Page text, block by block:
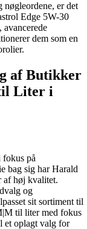
nøgleordene, er det
Edge 5W-30
dem som en
af Butikker
Liter i
fokus på
bag sig har Harald
af høj kvalitet.
og
sit sortiment til
til liter med fokus
et oplagt valg for